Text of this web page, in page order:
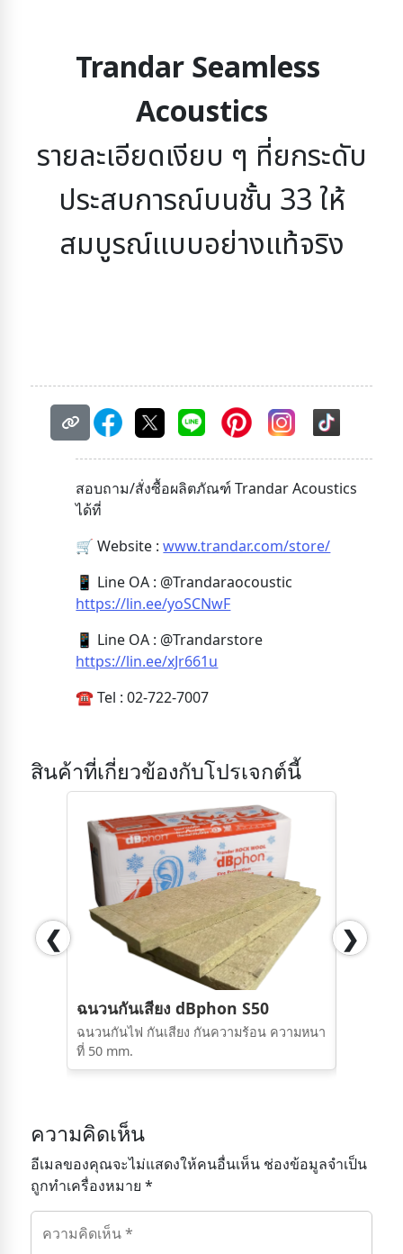
Trandar Seamless
Acoustics
รายละเอียดเงียบ ๆ ที่ยกระดับ
ประสบการณ์บนชั้น 33 ให้
สมบูรณ์แบบอย่างแท้จริง
สอบถาม/สั่งซื้อผลิตภัณฑ์ Trandar Acoustics
ได้ที่
🛒 Website :www.trandar.com/store/
📱 Line OA : @Trandaraocoustic
https://lin.ee/yoSCNwF
📱 Line OA : @Trandarstore
https://lin.ee/xJr661u
☎️ Tel : 02-722-7007
สินค้าที่เกี่ยวข้องกับโปรเจกต์นี้
❮ ❯
ฉนวนกันเสียง dBphon S50
ฉนวนกันไฟ กันเสียง กันความร้อน ความหนา
ที่ 50 mm.
ความคิดเห็น
อีเมลของคุณจะไม่แสดงให้คนอื่นเห็น ช่องข้อมูลจำเป็น
ถูกทำเครื่องหมาย *